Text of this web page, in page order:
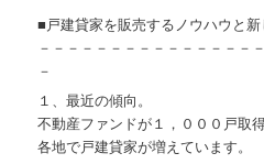
■戸建貸家を販売するノウハウと新
－－－－－－－－－－－－－－－
－
１、最近の傾向。
不動産ファンドが１，０００戸取得
各地で戸建貸家が増えています。